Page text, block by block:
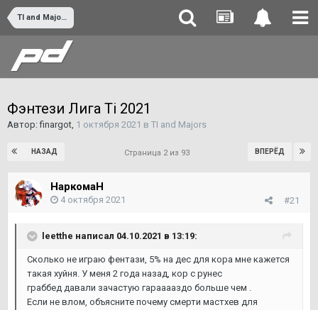
TI and Majors
Фэнтези Лига Ti 2021
Автор:finargot, 1 октября 2021 в TI and Majors
НАЗАД ВПЕРЁД
Страница 2 из 93
НаркомаН
#21
4 октября 2021
leetthe написал 04.10.2021 в 13:19:
Сколько не играю фентази, 5% на дес для кора мне кажется
такая хуйня. У меня 2 года назад, кор с рунес
граббед давали зачастую гарааааздо больше чем .
Если не влом, объясните почему смерти мастхев для